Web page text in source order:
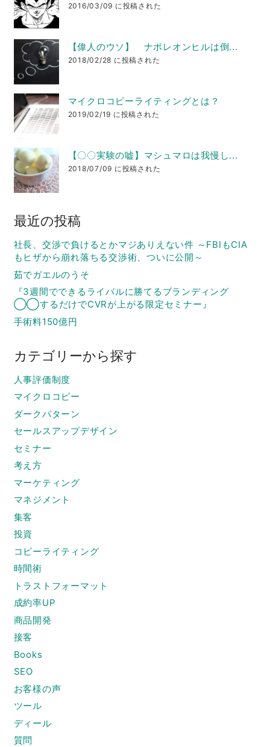
2016/03/09 に投稿された
【偉人のウソ】 ナポレオンヒルは倒...
2018/02/28 に投稿された
マイクロコピーライティングとは？
2019/02/19 に投稿された
【〇〇実験の嘘】マシュマロは我慢し...
2018/07/09 に投稿された
最近の投稿
社長、交渉で負けるとかマジありえない件 ～FBIもCIA
もヒザから崩れ落ちる交渉術、ついに公開～
茹でガエルのうそ
『3週間でできるライバルに勝てるブランディング
◯◯するだけでCVRが上がる限定セミナー』
手術料150億円
カテゴリーから探す
人事評価制度
マイクロコピー
ダークパターン
セールスアップデザイン
セミナー
考え方
マーケティング
マネジメント
集客
投資
コピーライティング
時間術
トラストフォーマット
成約率UP
商品開発
接客
Books
SEO
お客様の声
ツール
ディール
質問